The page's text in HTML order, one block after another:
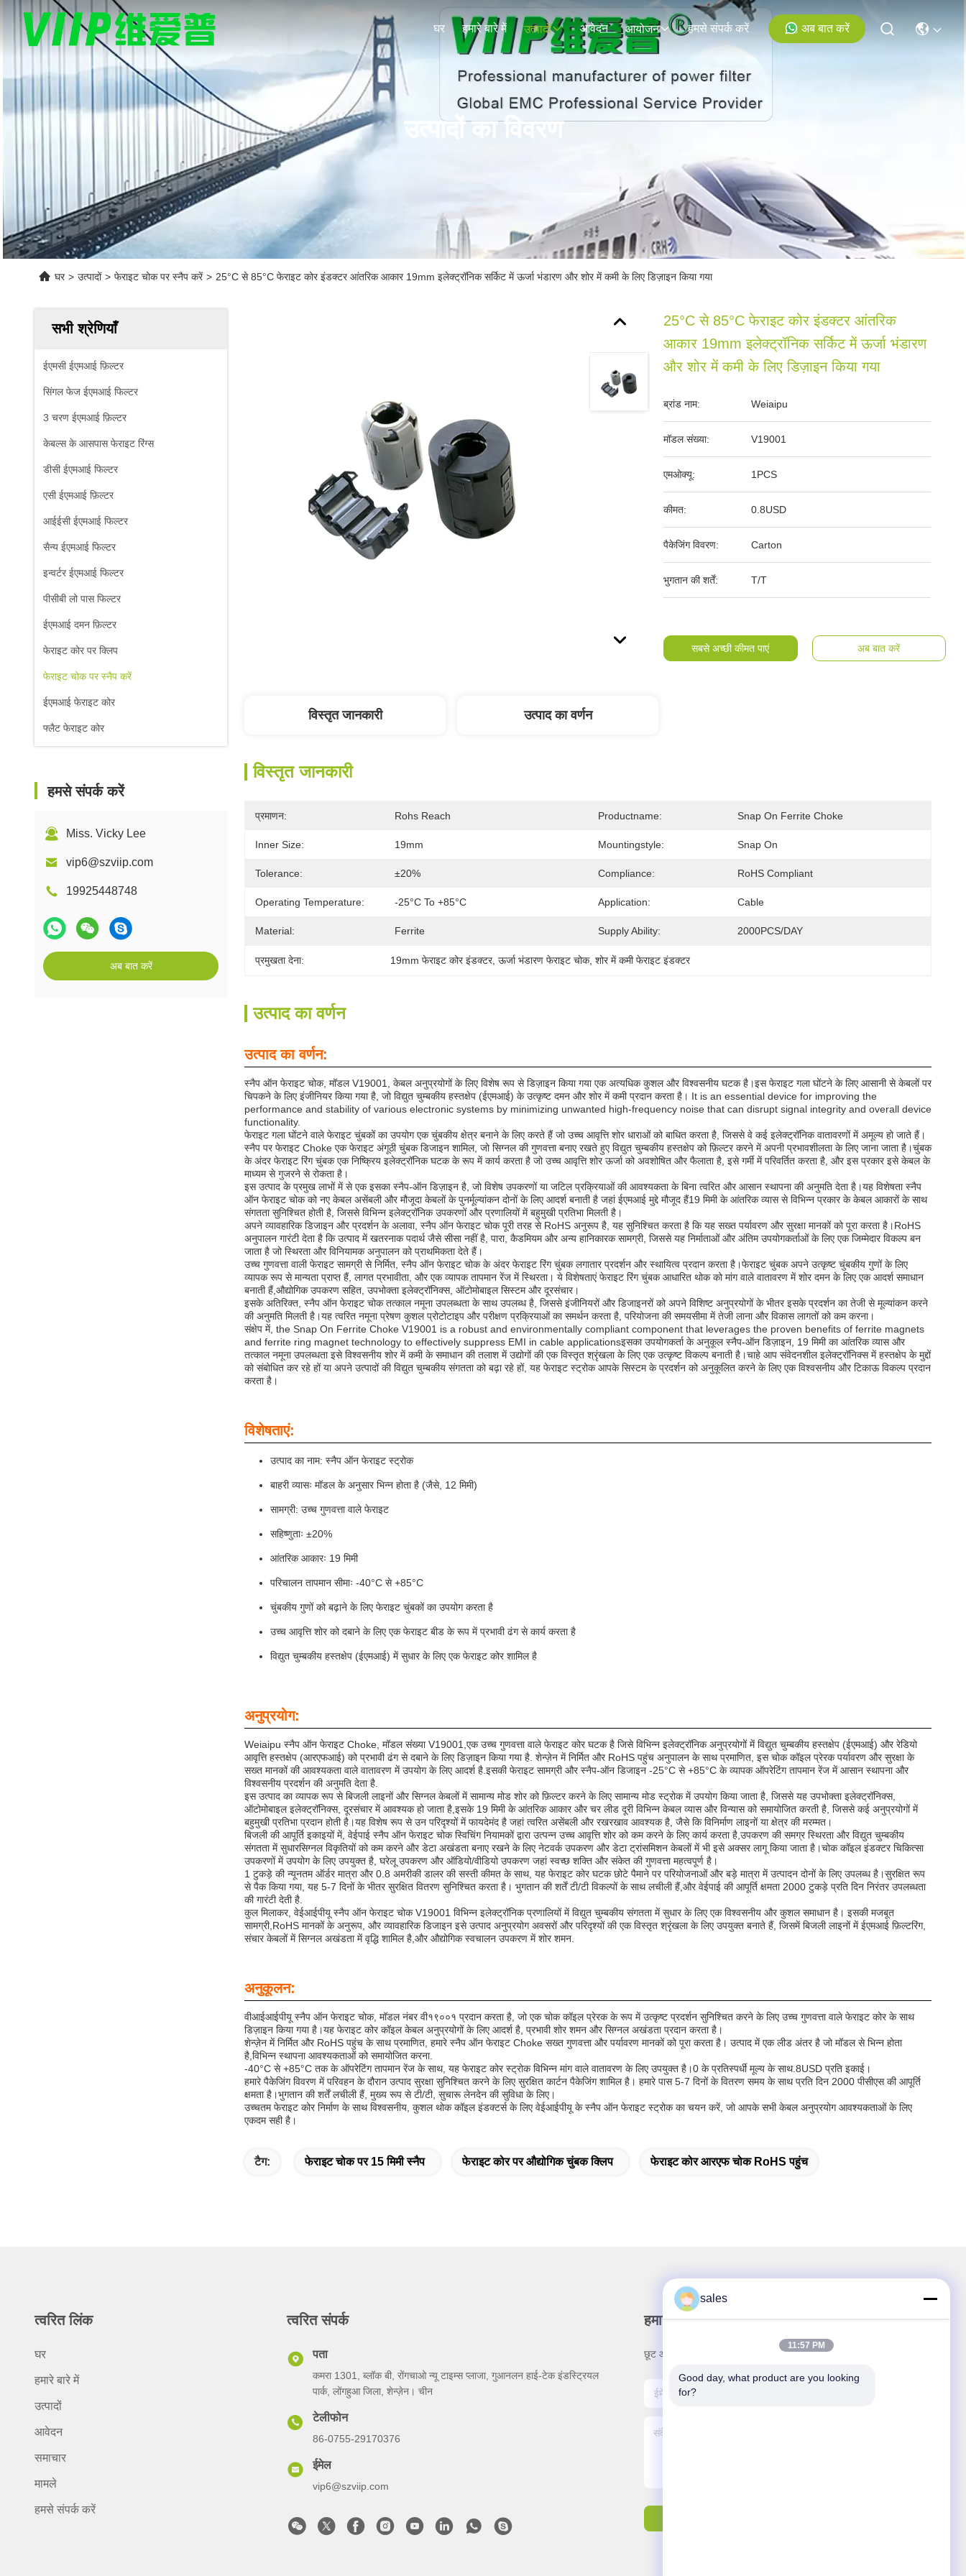
घर हमारे बारे में उत्पादों आवेदन आयोजन हमसे संपर्क करें अब बात करें
उत्पादों का विवरण
घर > उत्पादों > फेराइट चोक पर स्नैप करें > 25°C से 85°C फेराइट कोर इंडक्टर आंतरिक आकार 19mm इलेक्ट्रॉनिक सर्किट में ऊर्जा भंडारण और शोर में कमी के लिए डिज़ाइन किया गया
सभी श्रेणियाँ
ईएमसी ईएमआई फ़िल्टर
सिंगल फेज ईएमआई फिल्टर
3 चरण ईएमआई फ़िल्टर
केबल्स के आसपास फेराइट रिंग्स
डीसी ईएमआई फिल्टर
एसी ईएमआई फ़िल्टर
आईईसी ईएमआई फिल्टर
सैन्य ईएमआई फिल्टर
इन्वर्टर ईएमआई फिल्टर
पीसीबी लो पास फिल्टर
ईएमआई दमन फ़िल्टर
फेराइट कोर पर क्लिप
फेराइट चोक पर स्नैप करें
ईएमआई फेराइट कोर
फ्लैट फेराइट कोर
हमसे संपर्क करें
Miss. Vicky Lee
vip6@szviip.com
19925448748
अब बात करें
25°C से 85°C फेराइट कोर इंडक्टर आंतरिक
आकार 19mm इलेक्ट्रॉनिक सर्किट में ऊर्जा भंडारण
और शोर में कमी के लिए डिज़ाइन किया गया
ब्रांड नाम: Weiaipu
मॉडल संख्या: V19001
एमओक्यू: 1PCS
कीमत: 0.8USD
पैकेजिंग विवरण: Carton
भुगतान की शर्तें: T/T
सबसे अच्छी कीमत पाएं अब बात करें
विस्तृत जानकारी उत्पाद का वर्णन
विस्तृत जानकारी
प्रमाणन: Rohs Reach Productname: Snap On Ferrite Choke
Inner Size: 19mm Mountingstyle: Snap On
Tolerance: ±20% Compliance: RoHS Compliant
Operating Temperature: -25°C To +85°C Application: Cable
Material: Ferrite Supply Ability: 2000PCS/DAY
प्रमुखता देना: 19mm फेराइट कोर इंडक्टर, ऊर्जा भंडारण फेराइट चोक, शोर में कमी फेराइट इंडक्टर
उत्पाद का वर्णन
उत्पाद का वर्णन:
स्नैप ऑन फेराइट चोक, मॉडल V19001, केबल अनुप्रयोगों के लिए विशेष रूप से डिज़ाइन किया गया एक अत्यधिक कुशल और विश्वसनीय घटक है।इस फेराइट गला घोंटने के लिए आसानी से केबलों पर
चिपकने के लिए इंजीनियर किया गया है, जो विद्युत चुम्बकीय हस्तक्षेप (ईएमआई) के उत्कृष्ट दमन और शोर में कमी प्रदान करता है। It is an essential device for improving the
performance and stability of various electronic systems by minimizing unwanted high-frequency noise that can disrupt signal integrity and overall device
functionality.
फेराइट गला घोंटने वाले फेराइट चुंबकों का उपयोग एक चुंबकीय क्षेत्र बनाने के लिए करते हैं जो उच्च आवृत्ति शोर धाराओं को बाधित करता है, जिससे वे कई इलेक्ट्रॉनिक वातावरणों में अमूल्य हो जाते हैं।
स्नैप पर फेराइट Choke एक फेराइट अंगूठी चुंबक डिजाइन शामिल, जो सिग्नल की गुणवत्ता बनाए रखते हुए विद्युत चुम्बकीय हस्तक्षेप को फ़िल्टर करने में अपनी प्रभावशीलता के लिए जाना जाता है।चुंबक
के अंदर फेराइट रिंग चुंबक एक निष्क्रिय इलेक्ट्रॉनिक घटक के रूप में कार्य करता है जो उच्च आवृत्ति शोर ऊर्जा को अवशोषित और फैलाता है, इसे गर्मी में परिवर्तित करता है, और इस प्रकार इसे केबल के
माध्यम से गुजरने से रोकता है।
इस उत्पाद के प्रमुख लाभों में से एक इसका स्नैप-ऑन डिज़ाइन है, जो विशेष उपकरणों या जटिल प्रक्रियाओं की आवश्यकता के बिना त्वरित और आसान स्थापना की अनुमति देता है।यह विशेषता स्नैप
ऑन फेराइट चोक को नए केबल असेंबली और मौजूदा केबलों के पुनर्मूल्यांकन दोनों के लिए आदर्श बनाती है जहां ईएमआई मुद्दे मौजूद हैं19 मिमी के आंतरिक व्यास से विभिन्न प्रकार के केबल आकारों के साथ
संगतता सुनिश्चित होती है, जिससे विभिन्न इलेक्ट्रॉनिक उपकरणों और प्रणालियों में बहुमुखी प्रतिभा मिलती है।
अपने व्यावहारिक डिजाइन और प्रदर्शन के अलावा, स्नैप ऑन फेराइट चोक पूरी तरह से RoHS अनुरूप है, यह सुनिश्चित करता है कि यह सख्त पर्यावरण और सुरक्षा मानकों को पूरा करता है।RoHS
अनुपालन गारंटी देता है कि उत्पाद में खतरनाक पदार्थ जैसे सीसा नहीं है, पारा, कैडमियम और अन्य हानिकारक सामग्री, जिससे यह निर्माताओं और अंतिम उपयोगकर्ताओं के लिए एक जिम्मेदार विकल्प बन
जाता है जो स्थिरता और विनियामक अनुपालन को प्राथमिकता देते हैं।
उच्च गुणवत्ता वाली फेराइट सामग्री से निर्मित, स्नैप ऑन फेराइट चोक के अंदर फेराइट रिंग चुंबक लगातार प्रदर्शन और स्थायित्व प्रदान करता है।फेराइट चुंबक अपने उत्कृष्ट चुंबकीय गुणों के लिए
व्यापक रूप से मान्यता प्राप्त हैं, लागत प्रभावीता, और एक व्यापक तापमान रेंज में स्थिरता। ये विशेषताएं फेराइट रिंग चुंबक आधारित थोक को मांग वाले वातावरण में शोर दमन के लिए एक आदर्श समाधान
बनाती हैं,औद्योगिक उपकरण सहित, उपभोक्ता इलेक्ट्रॉनिक्स, ऑटोमोबाइल सिस्टम और दूरसंचार।
इसके अतिरिक्त, स्नैप ऑन फेराइट चोक तत्काल नमूना उपलब्धता के साथ उपलब्ध है, जिससे इंजीनियरों और डिजाइनरों को अपने विशिष्ट अनुप्रयोगों के भीतर इसके प्रदर्शन का तेजी से मूल्यांकन करने
की अनुमति मिलती है।यह त्वरित नमूना प्रेषण कुशल प्रोटोटाइप और परीक्षण प्रक्रियाओं का समर्थन करता है, परियोजना की समयसीमा में तेजी लाना और विकास लागतों को कम करना।
संक्षेप में, the Snap On Ferrite Choke V19001 is a robust and environmentally compliant component that leverages the proven benefits of ferrite magnets
and ferrite ring magnet technology to effectively suppress EMI in cable applicationsइसका उपयोगकर्ता के अनुकूल स्नैप-ऑन डिज़ाइन, 19 मिमी का आंतरिक व्यास और
तत्काल नमूना उपलब्धता इसे विश्वसनीय शोर में कमी के समाधान की तलाश में उद्योगों की एक विस्तृत श्रृंखला के लिए एक उत्कृष्ट विकल्प बनाती है।चाहे आप संवेदनशील इलेक्ट्रॉनिक्स में हस्तक्षेप के मुद्दों
को संबोधित कर रहे हों या अपने उत्पादों की विद्युत चुम्बकीय संगतता को बढ़ा रहे हों, यह फेराइट स्ट्रोक आपके सिस्टम के प्रदर्शन को अनुकूलित करने के लिए एक विश्वसनीय और टिकाऊ विकल्प प्रदान
करता है।
विशेषताएं:
उत्पाद का नाम: स्नैप ऑन फेराइट स्ट्रोक
बाहरी व्यासः मॉडल के अनुसार भिन्न होता है (जैसे, 12 मिमी)
सामग्री: उच्च गुणवत्ता वाले फेराइट
सहिष्णुताः ±20%
आंतरिक आकारः 19 मिमी
परिचालन तापमान सीमाः -40°C से +85°C
चुंबकीय गुणों को बढ़ाने के लिए फेराइट चुंबकों का उपयोग करता है
उच्च आवृत्ति शोर को दबाने के लिए एक फेराइट बीड के रूप में प्रभावी ढंग से कार्य करता है
विद्युत चुम्बकीय हस्तक्षेप (ईएमआई) में सुधार के लिए एक फेराइट कोर शामिल है
अनुप्रयोग:
Weiaipu स्नैप ऑन फेराइट Choke, मॉडल संख्या V19001,एक उच्च गुणवत्ता वाले फेराइट कोर घटक है जिसे विभिन्न इलेक्ट्रॉनिक अनुप्रयोगों में विद्युत चुम्बकीय हस्तक्षेप (ईएमआई) और रेडियो
आवृत्ति हस्तक्षेप (आरएफआई) को प्रभावी ढंग से दबाने के लिए डिज़ाइन किया गया है. शेन्ज़ेन में निर्मित और RoHS पहुंच अनुपालन के साथ प्रमाणित, इस चोक कॉइल प्रेरक पर्यावरण और सुरक्षा के
सख्त मानकों की आवश्यकता वाले वातावरण में उपयोग के लिए आदर्श है.इसकी फेराइट सामग्री और स्नैप-ऑन डिजाइन -25°C से +85°C के व्यापक ऑपरेटिंग तापमान रेंज में आसान स्थापना और
विश्वसनीय प्रदर्शन की अनुमति देता है.
इस उत्पाद का व्यापक रूप से बिजली लाइनों और सिग्नल केबलों में सामान्य मोड शोर को फ़िल्टर करने के लिए सामान्य मोड स्ट्रोक में उपयोग किया जाता है, जिससे यह उपभोक्ता इलेक्ट्रॉनिक्स,
ऑटोमोबाइल इलेक्ट्रॉनिक्स, दूरसंचार में आवश्यक हो जाता है,इसके 19 मिमी के आंतरिक आकार और चर लीड दूरी विभिन्न केबल व्यास और विन्यास को समायोजित करती है, जिससे कई अनुप्रयोगों में
बहुमुखी प्रतिभा प्रदान होती है।यह विशेष रूप से उन परिदृश्यों में फायदेमंद है जहां त्वरित असेंबली और रखरखाव आवश्यक है, जैसे कि विनिर्माण लाइनों या क्षेत्र की मरम्मत।
बिजली की आपूर्ति इकाइयों में, वेईपाई स्नैप ऑन फेराइट चोक स्विचिंग नियामकों द्वारा उत्पन्न उच्च आवृत्ति शोर को कम करने के लिए कार्य करता है,उपकरण की समग्र स्थिरता और विद्युत चुम्बकीय
संगतता में सुधारसिग्नल विकृतियों को कम करने और डेटा अखंडता बनाए रखने के लिए नेटवर्क उपकरण और डेटा ट्रांसमिशन केबलों में भी इसे अक्सर लागू किया जाता है।चोक कॉइल इंडक्टर चिकित्सा
उपकरणों में उपयोग के लिए उपयुक्त है, घरेलू उपकरण और ऑडियो/वीडियो उपकरण जहां स्वच्छ शक्ति और संकेत की गुणवत्ता महत्वपूर्ण है।
1 टुकड़े की न्यूनतम ऑर्डर मात्रा और 0.8 अमरीकी डालर की सस्ती कीमत के साथ, यह फेराइट कोर घटक छोटे पैमाने पर परियोजनाओं और बड़े मात्रा में उत्पादन दोनों के लिए उपलब्ध है।सुरक्षित रूप
से पैक किया गया, यह 5-7 दिनों के भीतर सुरक्षित वितरण सुनिश्चित करता है। भुगतान की शर्तें टी/टी विकल्पों के साथ लचीली हैं,और वेईपाई की आपूर्ति क्षमता 2000 टुकड़े प्रति दिन निरंतर उपलब्धता
की गारंटी देती है.
कुल मिलाकर, वेईआईपीयू स्नैप ऑन फेराइट चोक V19001 विभिन्न इलेक्ट्रॉनिक प्रणालियों में विद्युत चुम्बकीय संगतता में सुधार के लिए एक विश्वसनीय और कुशल समाधान है। इसकी मजबूत
सामग्री,RoHS मानकों के अनुरूप, और व्यावहारिक डिजाइन इसे उत्पाद अनुप्रयोग अवसरों और परिदृश्यों की एक विस्तृत श्रृंखला के लिए उपयुक्त बनाते हैं, जिसमें बिजली लाइनों में ईएमआई फ़िल्टरिंग,
संचार केबलों में सिग्नल अखंडता में वृद्धि शामिल है,और औद्योगिक स्वचालन उपकरण में शोर शमन.
अनुकूलन:
वीआईआईपीयू स्नैप ऑन फेराइट चोक, मॉडल नंबर वी१९००१ प्रदान करता है, जो एक चोक कॉइल प्रेरक के रूप में उत्कृष्ट प्रदर्शन सुनिश्चित करने के लिए उच्च गुणवत्ता वाले फेराइट कोर के साथ
डिज़ाइन किया गया है।यह फेराइट कोर कॉइल केबल अनुप्रयोगों के लिए आदर्श है, प्रभावी शोर शमन और सिग्नल अखंडता प्रदान करता है।
शेन्ज़ेन में निर्मित और RoHS पहुंच के साथ प्रमाणित, हमारे स्नैप ऑन फेराइट Choke सख्त गुणवत्ता और पर्यावरण मानकों को पूरा करता है। उत्पाद में एक लीड अंतर है जो मॉडल से भिन्न होता
है,विभिन्न स्थापना आवश्यकताओं को समायोजित करना.
-40°C से +85°C तक के ऑपरेटिंग तापमान रेंज के साथ, यह फेराइट कोर स्ट्रोक विभिन्न मांग वाले वातावरण के लिए उपयुक्त है।0 के प्रतिस्पर्धी मूल्य के साथ.8USD प्रति इकाई।
हमारे पैकेजिंग विवरण में परिवहन के दौरान उत्पाद सुरक्षा सुनिश्चित करने के लिए सुरक्षित कार्टन पैकेजिंग शामिल है। हमारे पास 5-7 दिनों के वितरण समय के साथ प्रति दिन 2000 पीसीएस की आपूर्ति
क्षमता है।भुगतान की शर्तें लचीली हैं, मुख्य रूप से टी/टी, सुचारू लेनदेन की सुविधा के लिए।
उच्चतम फेराइट कोर निर्माण के साथ विश्वसनीय, कुशल थोक कॉइल इंडक्टर्स के लिए वेईआईपीयू के स्नैप ऑन फेराइट स्ट्रोक का चयन करें, जो आपके सभी केबल अनुप्रयोग आवश्यकताओं के लिए
एकदम सही है।
टैग: फेराइट चोक पर 15 मिमी स्नैप फेराइट कोर पर औद्योगिक चुंबक क्लिप फेराइट कोर आरएफ चोक RoHS पहुंच
त्वरित लिंक
घर
हमारे बारे में
उत्पादों
आवेदन
समाचार
मामले
हमसे संपर्क करें
त्वरित संपर्क
पता
कमरा 1301, ब्लॉक बी, रोंगचाओ न्यू टाइम्स प्लाजा, गुआनलन हाई-टेक इंडस्ट्रियल
पार्क, लोंगहुआ जिला, शेन्ज़ेन। चीन
टेलीफोन
86-0755-29170376
ईमेल
vip6@szviip.com
हमारा समाचार पत्र
छूट और अधिक के लिए हमारे न्यूज़लेटर की सदस्यता लें।
sales
11:57 PM
Good day, what product are you looking
for?